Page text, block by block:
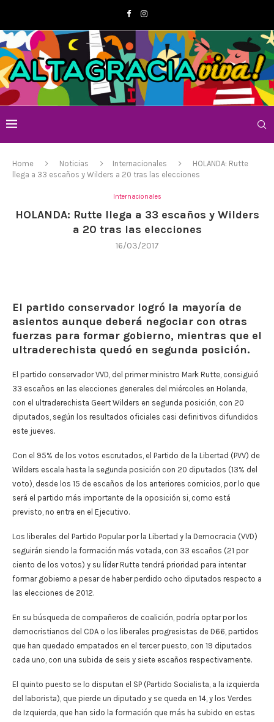
Home Noticias Internacionales
HOLANDA: Rutte
llega a 33 escaños y Wilders a 20 tras las elecciones
Internacionales
HOLANDA: Rutte llega a 33 escaños y Wilders
a 20 tras las elecciones
16/03/2017
El partido conservador logró la mayoría de
asientos aunque deberá negociar con otras
fuerzas para formar gobierno, mientras que el
ultraderechista quedó en segunda posición.
El partido conservador VVD, del primer ministro Mark Rutte, consiguió
33 escaños en las elecciones generales del miércoles en Holanda,
con el ultraderechista Geert Wilders en segunda posición, con 20
diputados, según los resultados oficiales casi definitivos difundidos
este jueves.
Con el 95% de los votos escrutados, el Partido de la Libertad (PVV) de
Wilders escala hasta la segunda posición con 20 diputados (13% del
voto), desde los 15 de escaños de los anteriores comicios, por lo que
será el partido más importante de la oposición si, como está
previsto, no entra en el Ejecutivo.
Los liberales del Partido Popular por la Libertad y la Democracia (VVD)
seguirán siendo la formación más votada, con 33 escaños (21 por
ciento de los votos) y su líder Rutte tendrá prioridad para intentar
formar gobierno a pesar de haber perdido ocho diputados respecto a
las elecciones de 2012.
En su búsqueda de compañeros de coalición, podría optar por los
democristianos del CDA o los liberales progresistas de D66, partidos
que han quedado empatados en el tercer puesto, con 19 diputados
cada uno, con una subida de seis y siete escaños respectivamente.
El quinto puesto se lo disputan el SP (Partido Socialista, a la izquierda
del laborista), que pierde un diputado y se queda en 14, y los Verdes
de Izquierda, que han sido la formación que más ha subido en estas